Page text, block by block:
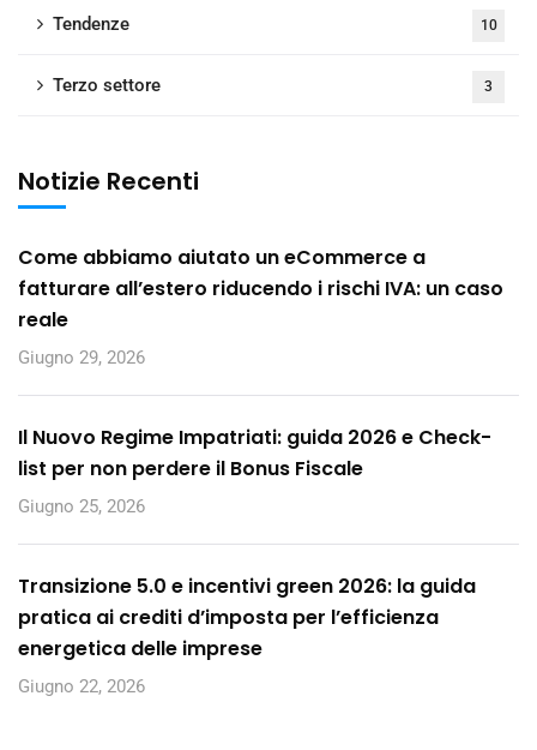
Tendenze 10
Terzo settore 3
Notizie Recenti
Come abbiamo aiutato un eCommerce a
fatturare all’estero riducendo i rischi IVA: un caso
reale
Giugno 29, 2026
Il Nuovo Regime Impatriati: guida 2026 e Check-
list per non perdere il Bonus Fiscale
Giugno 25, 2026
Transizione 5.0 e incentivi green 2026: la guida
pratica ai crediti d’imposta per l’efficienza
energetica delle imprese
Giugno 22, 2026